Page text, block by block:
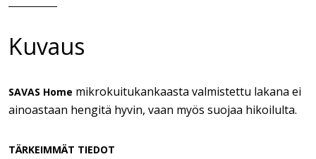
Kuvaus
SAVAS Home mikrokuitukankaasta valmistettu lakana ei
ainoastaan hengitä hyvin, vaan myös suojaa hikoilulta.
TÄRKEIMMÄT TIEDOT